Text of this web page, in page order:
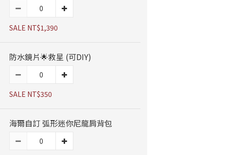
SALE NT$1,390
防水鏡片🌟救星 (可DIY)
SALE NT$350
海爾自訂 弧形迷你尼龍肩背包